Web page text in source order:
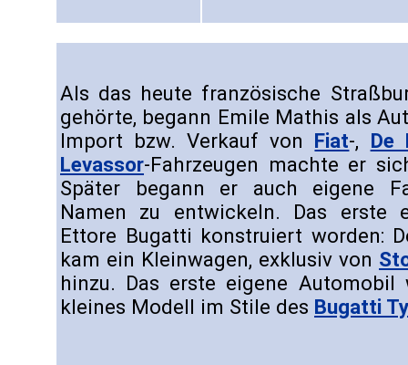
Als das heute französische
gehörte, begann Emile Mathis als
Import bzw. Verkauf von Fiat-, De
Levassor-Fahrzeugen machte er
Später begann er auch eigene
Namen zu entwickeln. Das erste
Ettore Bugatti konstruiert worden:
kam ein Kleinwagen, exklusiv von
hinzu. Das erste eigene Automobil
kleines Modell im Stile des Bugatti